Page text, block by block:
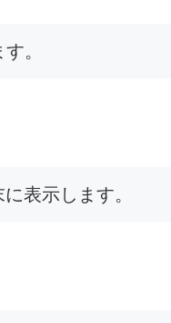
。
表示します。